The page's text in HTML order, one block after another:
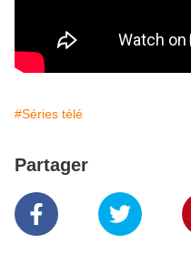
#Séries télé
Partager